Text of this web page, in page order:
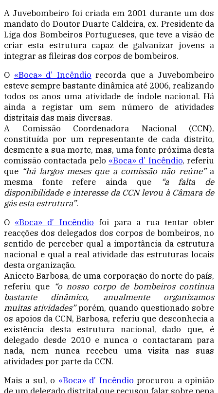
A Juvebombeiro foi criada em 2001 durante um dos
mandato do Doutor Duarte Caldeira, ex. Presidente da
Liga dos Bombeiros Portugueses, que teve a visão de
criar esta estrutura capaz de galvanizar jovens a
integrar as fileiras dos corpos de bombeiros.
O «Boca» d’ Incêndio recorda que a Juvebombeiro
esteve sempre bastante dinâmica até 2006, realizando
todos os anos uma atividade de índole nacional. Há
ainda a registar um sem número de atividades
distritais das mais diversas.
A Comissão Coordenadora Nacional (CCN),
constituída por um representante de cada distrito,
desmente a sua morte, mas, uma fonte próxima desta
comissão contactada pelo «Boca» d’ Incêndio, referiu
que “há largos meses que a comissão não reúne”a
mesma fonte refere ainda que
“a falta de
disponibilidade e interesse da CCN levou à Câmara de
gás esta estrutura”.
O «Boca» d’ Incêndio foi para a rua tentar obter
reacções dos delegados dos corpos de bombeiros, no
sentido de perceber qual a importância da estrutura
nacional e qual a real atividade das estruturas locais
desta organização.
Aniceto Barbosa, de uma corporação do norte do país,
referiu que “o nosso corpo de bombeiros continua
bastante dinâmico, anualmente organizamos
muitas atividades”porém, quando questionado sobre
os apoios da CCN, Barbosa, referiu que desconhecia a
existência desta estrutura nacional, dado que, é
delegado desde 2010 e nunca o contactaram para
nada, nem nunca recebeu uma visita nas suas
atividades por parte da CCN.
Mais a sul, o «Boca» d’ Incêndio procurou a opinião